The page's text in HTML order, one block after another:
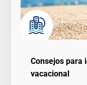
Consejos para
vacacional